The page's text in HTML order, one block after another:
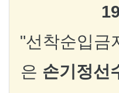
"선착순입금
은 손기정선